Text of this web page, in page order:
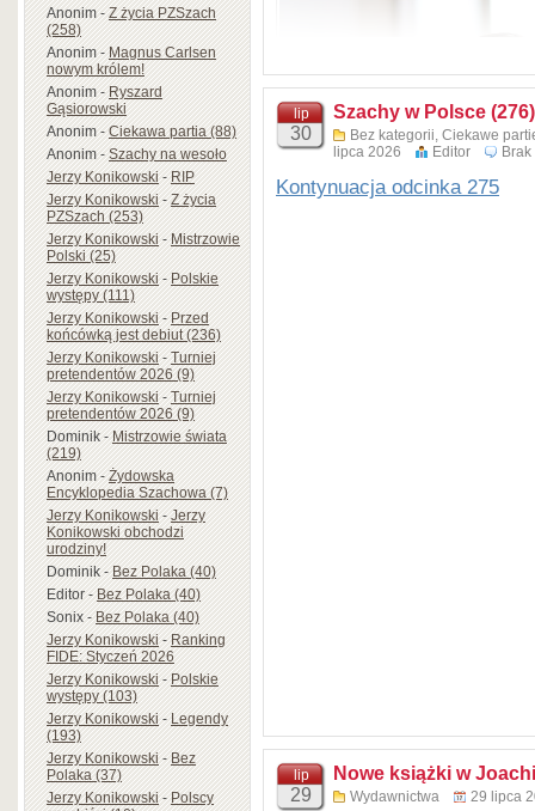
Anonim-Z życia PZSzach
(258)
Anonim-Magnus Carlsen
nowym królem!
Anonim-Ryszard
Gąsiorowski
Anonim-Ciekawa partia (88)
Anonim-Szachy na wesoło
Jerzy Konikowski-RIP
Jerzy Konikowski-Z życia
PZSzach (253)
Jerzy Konikowski-Mistrzowie
Polski (25)
Jerzy Konikowski-Polskie
występy (111)
Jerzy Konikowski-Przed
końcówką jest debiut (236)
Jerzy Konikowski-Turniej
pretendentów 2026 (9)
Jerzy Konikowski-Turniej
pretendentów 2026 (9)
Dominik-Mistrzowie świata
(219)
Anonim-Żydowska
Encyklopedia Szachowa (7)
Jerzy Konikowski-Jerzy
Konikowski obchodzi
urodziny!
Dominik-Bez Polaka (40)
Editor-Bez Polaka (40)
Sonix-Bez Polaka (40)
Jerzy Konikowski-Ranking
FIDE: Styczeń 2026
Jerzy Konikowski-Polskie
występy (103)
Jerzy Konikowski-Legendy
(193)
Jerzy Konikowski-Bez
Polaka (37)
Jerzy Konikowski-Polscy
lip
30
Szachy w Polsce (276)
Bez kategorii, Ciekawe
lipca 2026
Editor
Kontynuacja odcinka 275
lip
29
Nowe książki w
Wydawnictwa 29 lipca